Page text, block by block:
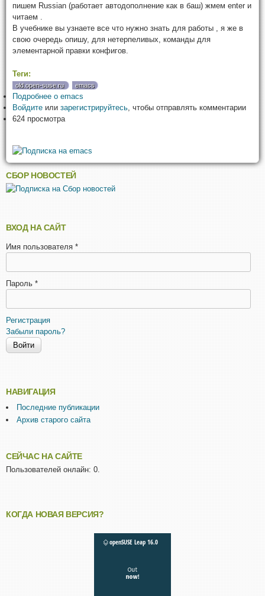
пишем Russian (работает автодополнение как в баш) жмем enter и
читаем .
В учебнике вы узнаете все что нужно знать для работы , я же в
свою очередь опишу, для нетерпеливых, команды для
элементарной правки конфигов.
Теги:
old.open-suse.ru emacs
Подробнее о emacs
Войдите или зарегистрируйтесь , чтобы отправлять комментарии
624 просмотра
СБОР НОВОСТЕЙ
ВХОД НА САЙТ
Имя пользователя *
Пароль *
Регистрация
Забыли пароль?
НАВИГАЦИЯ
Последние публикации
Архив старого сайта
СЕЙЧАС НА САЙТЕ
Пользователей онлайн: 0.
КОГДА НОВАЯ ВЕРСИЯ?